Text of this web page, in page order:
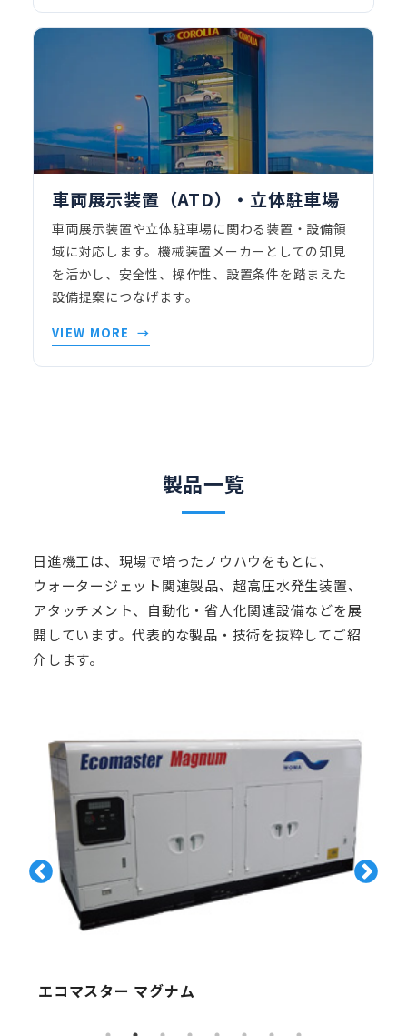
車両展示装置（ATD）・立体駐車場
車両展示装置や立体駐車場に関わる装置・設備領
域に対応します。機械装置メーカーとしての知見
を活かし、安全性、操作性、設置条件を踏まえた
設備提案につなげます。
VIEW MORE
製品一覧
日進機工は、現場で培ったノウハウをもとに、
ウォータージェット関連製品、超高圧水発生装置、
アタッチメント、自動化・省人化関連設備などを展
開しています。代表的な製品・技術を抜粋してご紹
介します。
コマスター マグナム